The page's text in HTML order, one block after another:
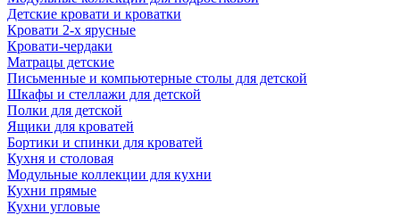
Детские кровати и кроватки
Кровати 2-х ярусные
Кровати-чердаки
Матрацы детские
Письменные и компьютерные столы для детской
Шкафы и стеллажи для детской
Полки для детской
Ящики для кроватей
Бортики и спинки для кроватей
Кухня и столовая
Модульные коллекции для кухни
Кухни прямые
Кухни угловые